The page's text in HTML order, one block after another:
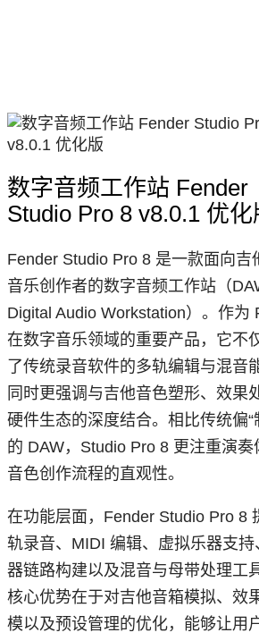
数字音频工作站 Fender
Studio Pro 8 v8.0.1 优化
Fender Studio Pro 8 是一款面向吉
音乐创作者的数字音频工作站（
Digital Audio Workstation）。作为
在数字音乐领域的重要产品，它不
了传统录音软件的多轨编辑与混音
同时更强调与吉他音色塑形、效果
硬件生态的深度结合。相比传统偏“
的 DAW，Studio Pro 8 更注重演奏
音色创作流程的直观性。
在功能层面，Fender Studio Pro 8
轨录音、MIDI 编辑、虚拟乐器支持
器链路构建以及混音与母带处理工
核心优势在于对吉他音箱模拟、效
模以及预设管理的优化，能够让用